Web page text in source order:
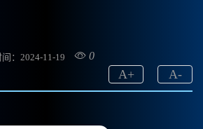
间：2024-11-19 0
A-
A+